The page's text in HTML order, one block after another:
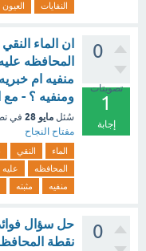
النفايات
العيون
0
تصويتات
1
إجابة
ان الماء
المحافظه
منفيه ام
ومنفيه ؟ - مع
سُئل مايو 28 في
مفتاح النجاح
الماء النقي
المحافظه
عليه
منفيه
مثبته
0
نقطة